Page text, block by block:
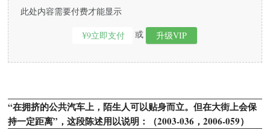
此处内容需要付费才能显示
¥9立即支付 或 升级VIP
“在拥挤的公共汽车上，陌生人可以贴身而立。但在大街上会保
持一定距离”，这段陈述用以说明：（2003-036，2006-059）